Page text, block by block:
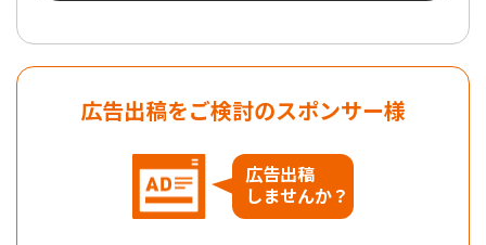
広告出稿をご検討のスポンサー様
広告出稿
しませんか？